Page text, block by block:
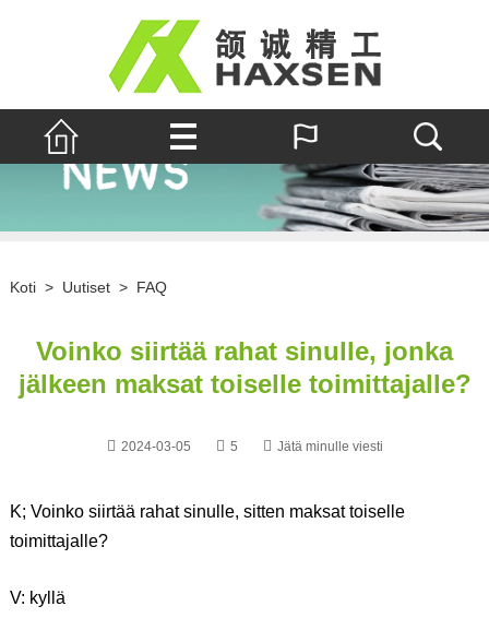
Koti > Uutiset > FAQ
Voinko siirtää rahat sinulle, jonka
jälkeen maksat toiselle toimittajalle?
2024-03-05 5 Jätä minulle viesti
K; Voinko siirtää rahat sinulle, sitten maksat toiselle
toimittajalle?
V: kyllä